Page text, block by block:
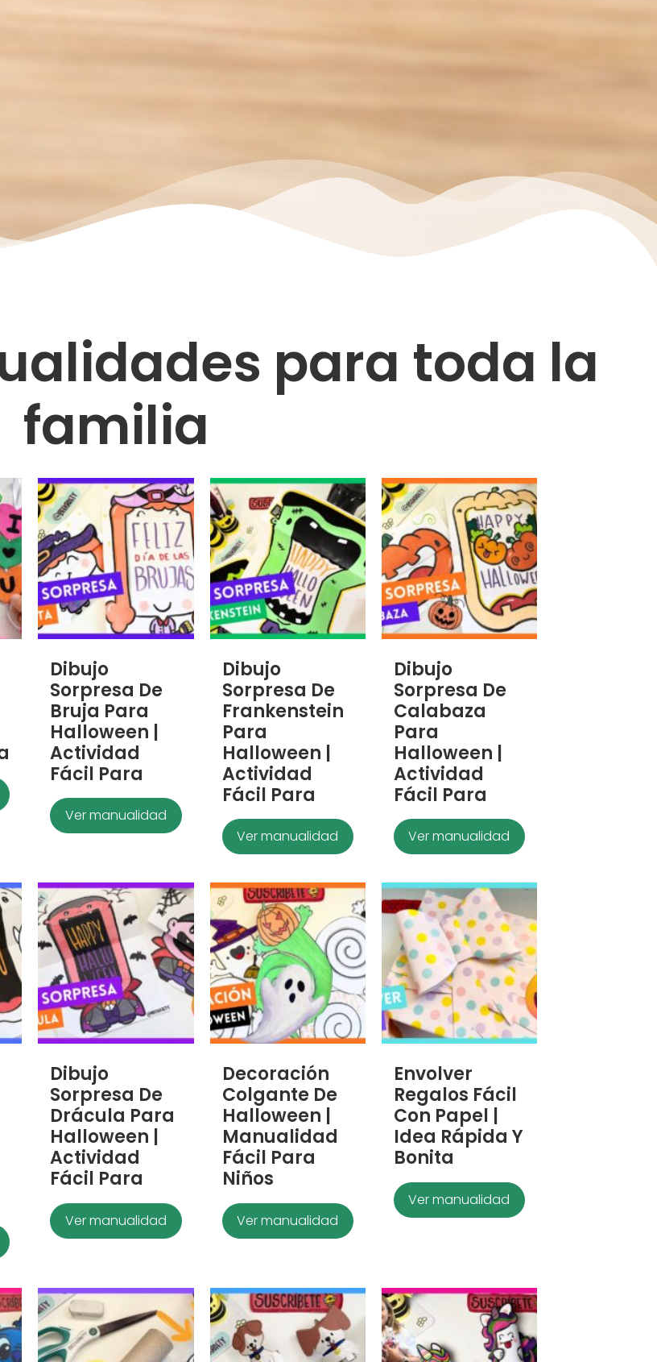
para toda la
familia
Dibujo
Sorpresa De
Bruja Para
Halloween |
Actividad
Fácil Para
Ver manualidad
Dibujo
Sorpresa De
Frankenstein
Para
Halloween |
Actividad
Fácil Para
Ver manualidad
Dibujo
Sorpresa De
Calabaza
Para
Halloween |
Actividad
Fácil Para
Ver manualidad
Dibujo
Sorpresa De
Drácula Para
Halloween |
Actividad
Fácil Para
Ver manualidad
Decoración
Colgante De
Halloween |
Manualidad
Fácil Para
Niños
Ver manualidad
Envolver
Regalos Fácil
Con Papel |
Idea Rápida Y
Bonita
Ver manualidad